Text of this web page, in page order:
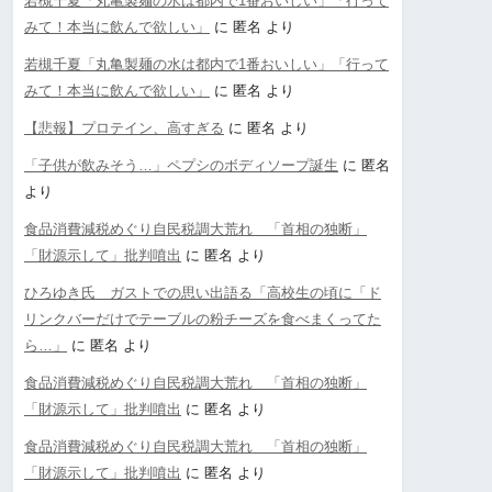
みて！本当に飲んで欲しい」
に 匿名 より
若槻千夏「丸亀製麺の水は都内で1番おいしい」「行って
みて！本当に飲んで欲しい」
に 匿名 より
【悲報】プロテイン、高すぎる に 匿名 より
「子供が飲みそう…」ペプシのボディソープ誕生 に 匿名
より
食品消費減税めぐり自民税調大荒れ 「首相の独断」
「財源示して」批判噴出 に 匿名 より
ひろゆき氏 ガストでの思い出語る「高校生の頃に「ド
リンクバーだけでテーブルの粉チーズを食べまくってた
ら…」
に 匿名 より
食品消費減税めぐり自民税調大荒れ 「首相の独断」
「財源示して」批判噴出 に 匿名 より
食品消費減税めぐり自民税調大荒れ 「首相の独断」
「財源示して」批判噴出 に 匿名 より